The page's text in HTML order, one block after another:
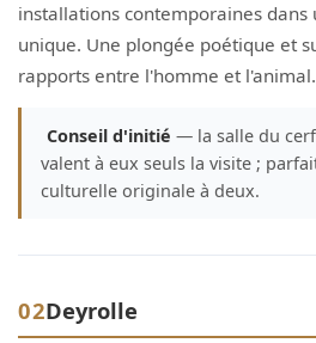
installations contemporaines dans
unique. Une plongée poétique et
rapports entre l'homme et l'animal.
Conseil d'initié — la salle du
valent à eux seuls la visite ;
culturelle originale à deux.
02Deyrolle